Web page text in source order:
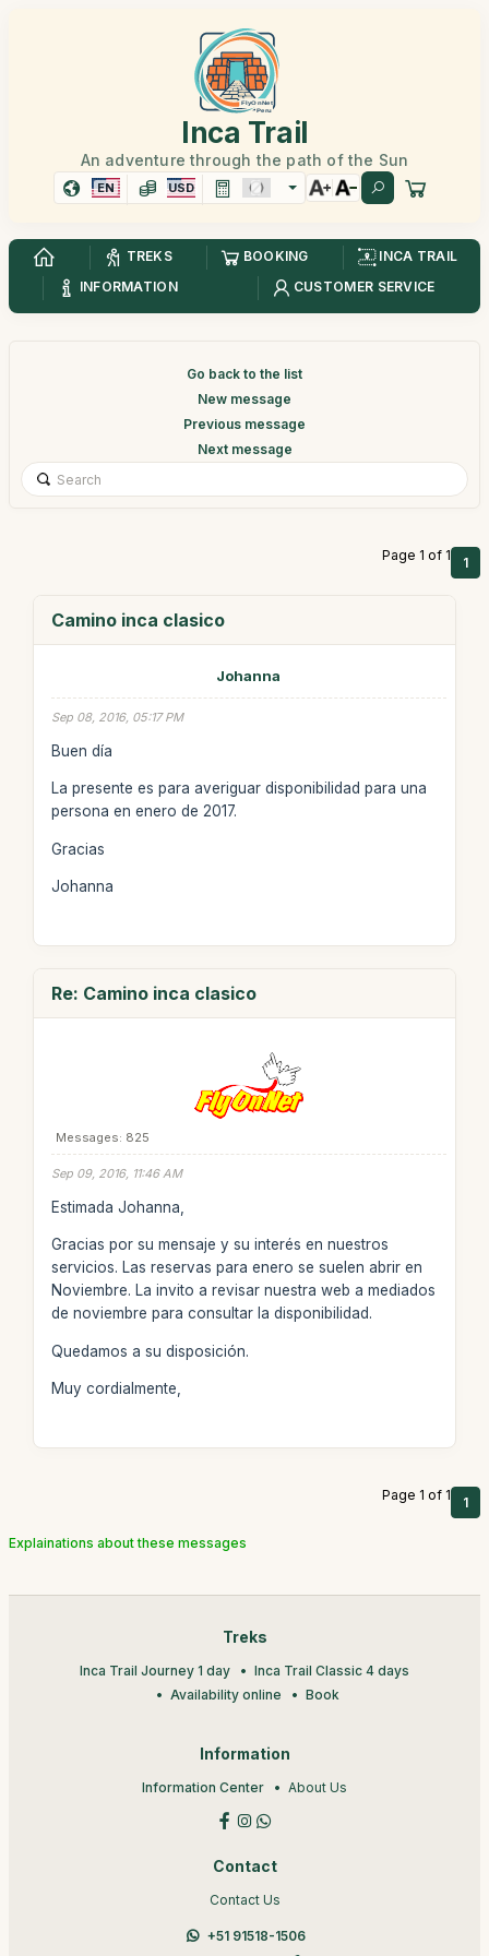
Inca Trail
An adventure through the path of the Sun
EN USD
TREKS BOOKING
INCA TRAIL
INFORMATION
CUSTOMER SERVICE
Go back to the list
New message
Previous message
Next message
Page 1 of 1 1
Camino inca clasico
Johanna
Sep 08, 2016, 05:17 PM
Buen día
La presente es para averiguar disponibilidad para una
persona en enero de 2017.
Gracias
Johanna
Re: Camino inca clasico
Messages: 825
Sep 09, 2016, 11:46 AM
Estimada Johanna,
Gracias por su mensaje y su interés en nuestros
servicios. Las reservas para enero se suelen abrir en
Noviembre. La invito a revisar nuestra web a mediados
de noviembre para consultar la disponibilidad.
Quedamos a su disposición.
Muy cordialmente,
Page 1 of 1 1
Explainations about these messages
Treks
Inca Trail Journey 1 day
Inca Trail Classic 4 days
Availability online
Book
Information
Information Center About Us
Contact
Contact Us
+51 91518-1506